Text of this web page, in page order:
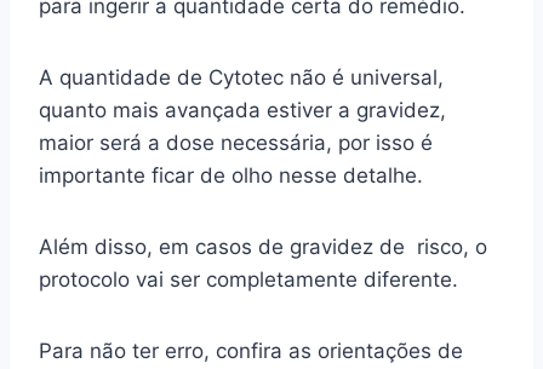
para ingerir a quantidade certa do remédio.
A quantidade de Cytotec não é universal,
quanto mais avançada estiver a gravidez,
maior será a dose necessária, por isso é
importante ficar de olho nesse detalhe.
Além disso, em casos de gravidez de risco, o
protocolo vai ser completamente diferente.
Para não ter erro, confira as orientações de